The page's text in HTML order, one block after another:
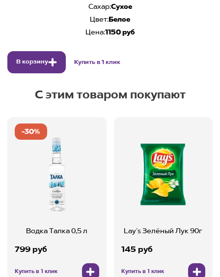
Сахар:Сухое
Цвет: Белое
Цена:1150 руб
В корзину Купить в 1 клик
С этим товаром покупают
-30%
Водка Талка 0,5 л
799 руб
Купить в 1 клик
Lay’s Зелёный Лук 90г
145 руб
Купить в 1 клик